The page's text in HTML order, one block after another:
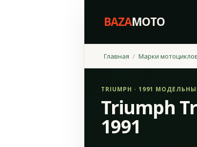
BAZAMOTO
Главная Марки
TRIUMPH · 1991
Triumph
1991